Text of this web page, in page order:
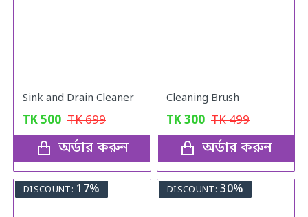
Sink and Drain Cleaner
TK500 TK699
অর্ডার করুন
Cleaning Brush
TK300 TK499
অর্ডার করুন
DISCOUNT: 17% DISCOUNT: 30%